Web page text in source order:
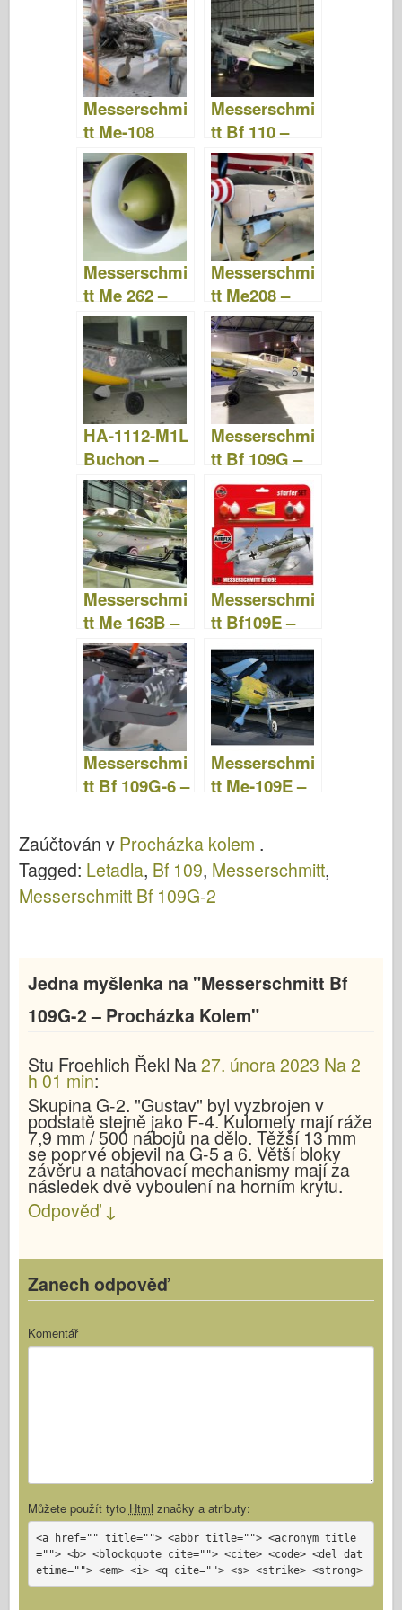
ar
d
st d
o
n
t
Messerschmi
tt Me-108
Taifun –
Fotografie &
Video
Messerschmi
tt Bf 110 –
Fotografie &
Video
Messerschmi
tt Me 262 –
Fotografie &
Video
Messerschmi
tt Me208 –
Fotografie &
Video
HA-1112-M1L
Buchon –
Procházka
Kolem
Messerschmi
tt Bf 109G –
Procházka
Messerschmi
tt Me 163B –
Procházka
Messerschmi
tt Bf109E –
Airfix A55106
Messerschmi
tt Bf 109G-6 –
Kolem
Messerschmi
tt Me-109E –
Kolem
Zaúčtován v Procházka kolem .
Tagged: Letadla, Bf 109, Messerschmitt,
Messerschmitt Bf 109G-2
Jedna myšlenka na "Messerschmitt Bf
109G-2 – Procházka Kolem"
Stu Froehlich Řekl Na27. února 2023 Na 2
h 01 min:
Skupina G-2. "Gustav" byl vyzbrojen v
podstatě stejně jako F-4. Kulomety mají ráže
7,9 mm / 500 nábojů na dělo. Těžší 13 mm
se poprvé objevil na G-5 a 6. Větší bloky
závěru a natahovací mechanismy mají za
následek dvě vyboulení na horním krytu.
Odpověď ↓
Zanech odpověď
Komentář
Můžete použít tyto Html značky a atributy:
<a href="" title=""> <abbr title=""> <acronym title
=""> <b> <blockquote cite=""> <cite> <code> <del dat
etime=""> <em> <i> <q cite=""> <s> <strike> <strong>